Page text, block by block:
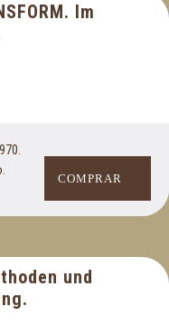
Im
COMPRAR
und